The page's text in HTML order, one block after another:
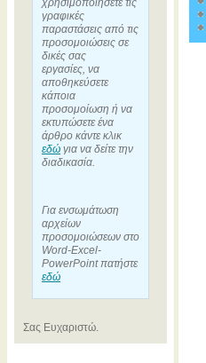
χρησιμοποιήσετε τις
γραφικές
παραστάσεις από τις
προσομοιώσεις σε
δικές σας
εργασίες, να
αποθηκεύσετε
κάποια
προσομοίωση ή να
εκτυπώσετε ένα
άρθρο κάντε κλικ
εδώ για να δείτε την
διαδικασία.
Για ενσωμάτωση
αρχείων
προσομοιώσεων στο
Word-Excel-
PowerPoint πατήστε
εδώ
Σας Ευχαριστώ.